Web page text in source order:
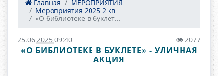
Главная
МЕРОПРИЯТИЯ
Мероприятия 2025 2 кв
«О библиотеке в буклет...
25.06.2025 09:40 2077
«О БИБЛИОТЕКЕ В БУКЛЕТЕ» - УЛИЧНАЯ
АКЦИЯ